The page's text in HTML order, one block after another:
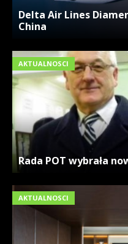
Delta Air Lines
China
AKTUALNOSCI
Rada POT wybrała
AKTUALNOSCI